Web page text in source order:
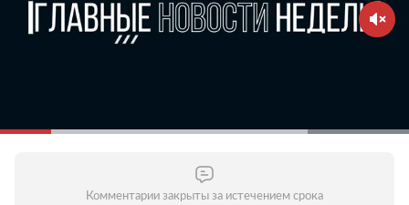
Комментарии закрыты за истечением срока